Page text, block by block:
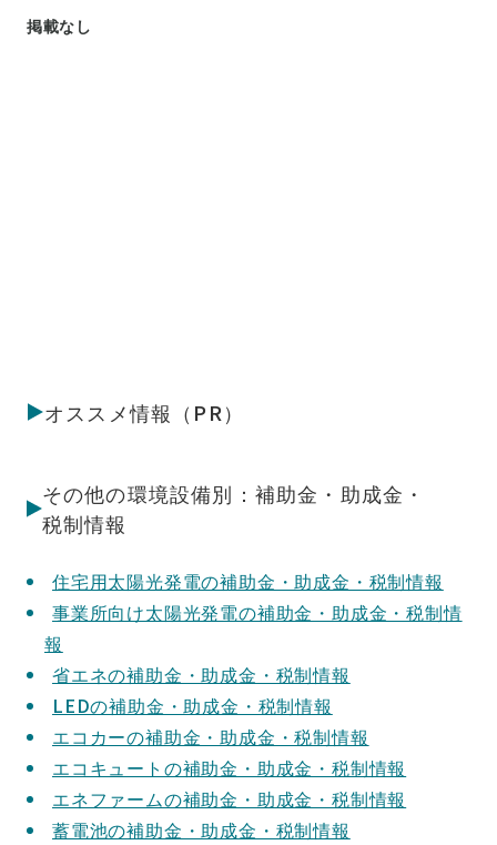
掲載なし
オススメ情報（PR）
その他の環境設備別：補助金・助成金・
税制情報
住宅用太陽光発電の補助金・助成金・税制情報
事業所向け太陽光発電の補助金・助成金・税制情
報
省エネの補助金・助成金・税制情報
LEDの補助金・助成金・税制情報
エコカーの補助金・助成金・税制情報
エコキュートの補助金・助成金・税制情報
エネファームの補助金・助成金・税制情報
蓄電池の補助金・助成金・税制情報